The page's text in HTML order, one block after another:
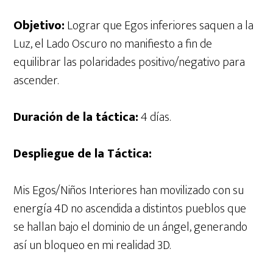
Objetivo:Lograr que Egos inferiores saquen a la
Luz, el Lado Oscuro no manifiesto a fin de
equilibrar las polaridades positivo/negativo para
ascender.
Duración de la táctica:4 días.
Despliegue de la Táctica:
Mis Egos/Niños Interiores han movilizado con su
energía 4D no ascendida a distintos pueblos que
se hallan bajo el dominio de un ángel, generando
así un bloqueo en mi realidad 3D.